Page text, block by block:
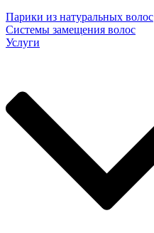
Парики из натуральных волос
Системы замещения волос
Услуги